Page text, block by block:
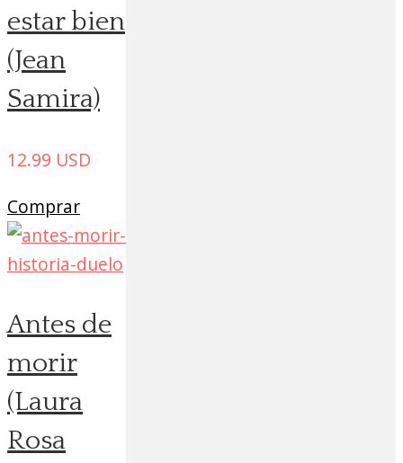
estar bien
(Jean
Samira)
12.99 USD
Comprar
Antes de
morir
(Laura
Rosa